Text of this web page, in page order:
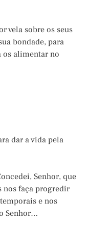
vela sobre os seus
bondade, para
os alimentar no
dar a vida pela
Senhor, que
nos faça progredir
e nos
Senhor…